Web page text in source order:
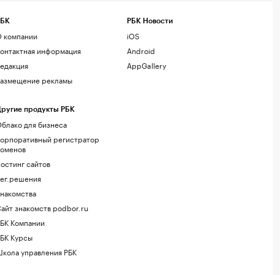
компании
информация
рекламы
продукты РБК
для бизнеса
регистратор
сайтов
знакомств podbor.ru
Компании
Курсы
управления РБК
РБК Новости
iOS
Android
AppGallery